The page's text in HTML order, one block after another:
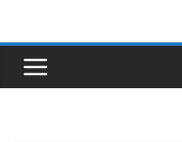
content